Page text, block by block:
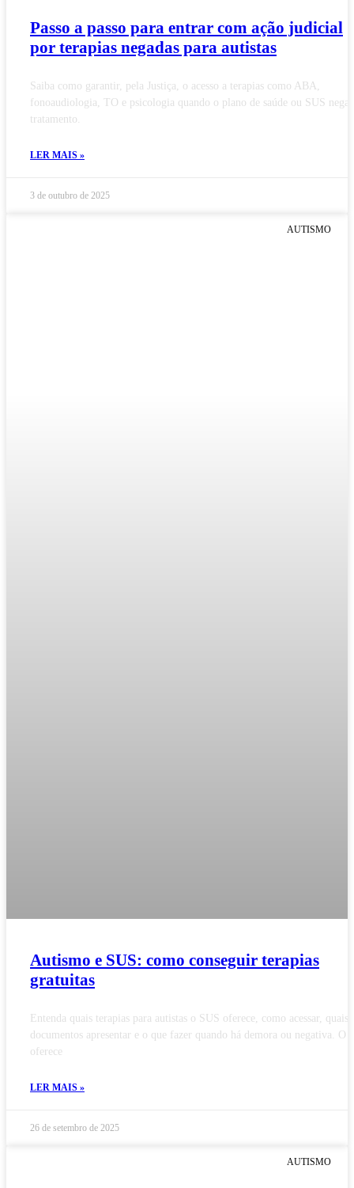
Passo a passo para entrar com ação judicial
por terapias negadas para autistas
Saiba como garantir, pela Justiça, o acesso a terapias como ABA,
fonoaudiologia, TO e psicologia quando o plano de saúde ou SUS nega
tratamento.
LER MAIS »
3 de outubro de 2025
AUTISMO
Autismo e SUS: como conseguir terapias
gratuitas
Entenda quais terapias para autistas o SUS oferece, como acessar, quais
documentos apresentar e o que fazer quando há demora ou negativa. O
oferece
LER MAIS »
26 de setembro de 2025
AUTISMO